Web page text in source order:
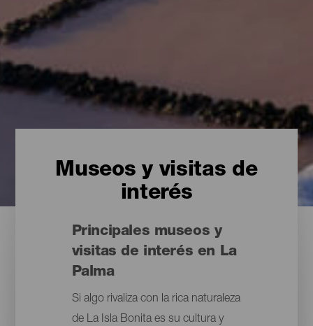
Museos y visitas de
interés
Principales museos y
visitas de interés en La
Palma
Si algo rivaliza con la rica naturaleza
de La Isla Bonita es su cultura y